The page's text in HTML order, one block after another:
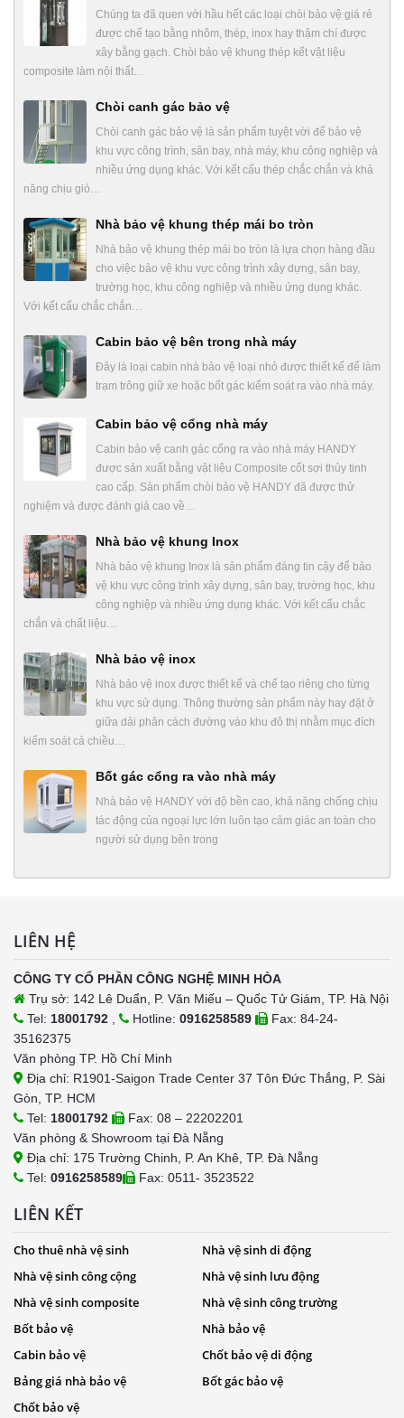
Chúng ta đã quen với hầu hết các loại chòi bảo vệ giá rẻ
được chế tạo bằng nhôm, thép, inox hay thậm chí được
xây bằng gạch. Chòi bảo vệ khung thép kết vật liệu
composite làm nội thất…
Chòi canh gác bảo vệ
Chòi canh gác bảo vệ là sản phẩm tuyệt vời để bảo vệ
khu vực công trình, sân bay, nhà máy, khu công nghiệp và
nhiều ứng dụng khác. Với kết cấu thép chắc chắn và khả
năng chịu gió…
Nhà bảo vệ khung thép mái bo tròn
Nhà bảo vệ khung thép mái bo tròn là lựa chọn hàng đầu
cho việc bảo vệ khu vực công trình xây dựng, sân bay,
trường học, khu công nghiệp và nhiều ứng dụng khác.
Với kết cấu chắc chắn…
Cabin bảo vệ bên trong nhà máy
Đây là loại cabin nhà bảo vệ loại nhỏ được thiết kế để làm
trạm trông giữ xe hoặc bốt gác kiểm soát ra vào nhà máy.
Cabin bảo vệ cổng nhà máy
Cabin bảo vệ canh gác cổng ra vào nhà máy HANDY
được sản xuất bằng vật liệu Composite cốt sợi thủy tinh
cao cấp. Sản phẩm chòi bảo vệ HANDY đã được thử
nghiệm và được đánh giá cao về…
Nhà bảo vệ khung Inox
Nhà bảo vệ khung Inox là sản phẩm đáng tin cậy để bảo
vệ khu vực công trình xây dựng, sân bay, trường học, khu
công nghiệp và nhiều ứng dụng khác. Với kết cấu chắc
chắn và chất liệu…
Nhà bảo vệ inox
Nhà bảo vệ inox được thiết kế và chế tạo riêng cho từng
khu vực sử dụng. Thông thường sản phẩm này hay đặt ở
giữa dải phân cách đường vào khu đô thị nhằm mục đích
kiểm soát cả chiều…
Bốt gác cổng ra vào nhà máy
Nhà bảo vệ HANDY với độ bền cao, khả năng chống chịu
tác động của ngoại lực lớn luôn tạo cảm giác an toàn cho
người sử dụng bên trong
LIÊN HỆ
CÔNG TY CỔ PHẦN CÔNG NGHỆ MINH HÒA
Trụ sở: 142 Lê Duẩn, P. Văn Miếu – Quốc Tử Giám, TP. Hà Nội
Tel: 18001792 , Hotline: 0916258589
Fax: 84-24-
35162375
Văn phòng TP. Hồ Chí Minh
Địa chỉ: R1901-Saigon Trade Center 37 Tôn Đức Thắng, P. Sài
Gòn, TP. HCM
Tel: 18001792
Fax: 08 – 22202201
Văn phòng & Showroom tại Đà Nẵng
Địa chỉ: 175 Trường Chinh, P. An Khê, TP. Đà Nẵng
Tel: 0916258589 Fax: 0511- 3523522
LIÊN KẾT
Cho thuê nhà vệ sinh
Nhà vệ sinh di động
Nhà vệ sinh công cộng
Nhà vệ sinh lưu động
Nhà vệ sinh composite
Nhà vệ sinh công trường
Bốt bảo vệ
Nhà bảo vệ
Cabin bảo vệ
Chốt bảo vệ di động
Bảng giá nhà bảo vệ
Bốt gác bảo vệ
Chốt bảo vệ